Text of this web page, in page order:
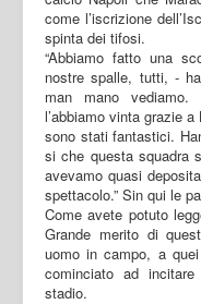
come l’iscrizione
spinta dei tifosi.
“Abbiamo fatto una
nostre spalle, tutti, -
man mano vediamo.
l’abbiamo vinta grazie
sono stati fantastici.
si che questa squadra
avevamo quasi
spettacolo.” Sin qui le
Come avete potuto
Grande merito di
uomo in campo, a
cominciato ad
stadio.